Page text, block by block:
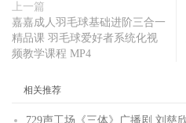
上一篇
嘉嘉成人羽毛球基础进阶三合一
精品课 羽毛球爱好者系统化视
频教学课程 MP4
相关推荐
729声工场《三体》广播剧 刘慈